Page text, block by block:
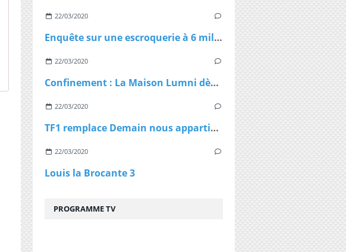
22/03/2020
Enquête sur une escroquerie à 6 millions d'euros de masques et de gel
22/03/2020
Confinement : La Maison Lumni dès lundi à 9h sur les chaines de France Télévisions
22/03/2020
TF1 remplace Demain nous appartient par Sept à Huit, dès lundi à 19h05 le temps du confinement
22/03/2020
Louis la Brocante 3
PROGRAMME TV